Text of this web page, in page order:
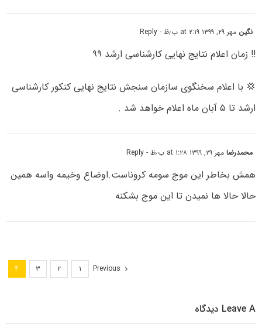
نگین مهر ۲۹, ۱۳۹۹ at ۲:۱۹ ب٫ظ - Reply
‼️ زمان اعلام نتایج نهایی کارشناسی ارشد ۹۹
💢 با اعلام سخنگوی سازمان سنجش نتایج نهایی کنکور کارشناسی
ارشد تا ۵ آبان ماه اعلام خواهد شد .
محمدرضامهر ۲۹, ۱۳۹۹ at ۱:۲۸ ب٫ظ - Reply
همش بخاطر این موج سومه کروناست.اوضاع وخیمه واسه همین
حالا حالا ها نمیدن تا این موج بشکنه
Previous ۱ ۲ ۳ ۴
Leave A دیدگاه